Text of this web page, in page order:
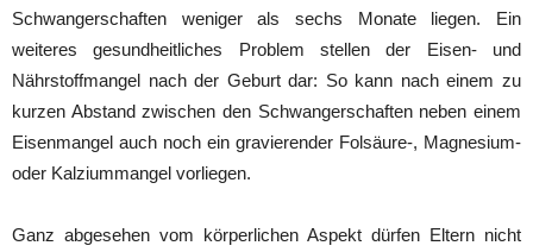
Schwangerschaften weniger als sechs Monate liegen. Ein
weiteres gesundheitliches Problem stellen der Eisen- und
Nährstoffmangel nach der Geburt dar: So kann nach einem zu
kurzen Abstand zwischen den Schwangerschaften neben einem
Eisenmangel auch noch ein gravierender Folsäure-, Magnesium-
oder Kalziummangel vorliegen.
Ganz abgesehen vom körperlichen Aspekt dürfen Eltern nicht